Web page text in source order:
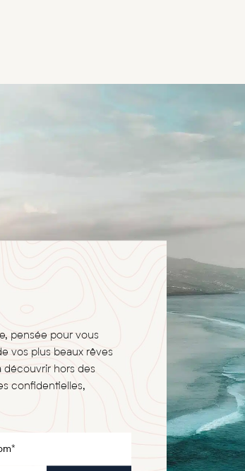
pensée pour vous
vos plus beaux rêves
découvrir hors des
confidentielles,